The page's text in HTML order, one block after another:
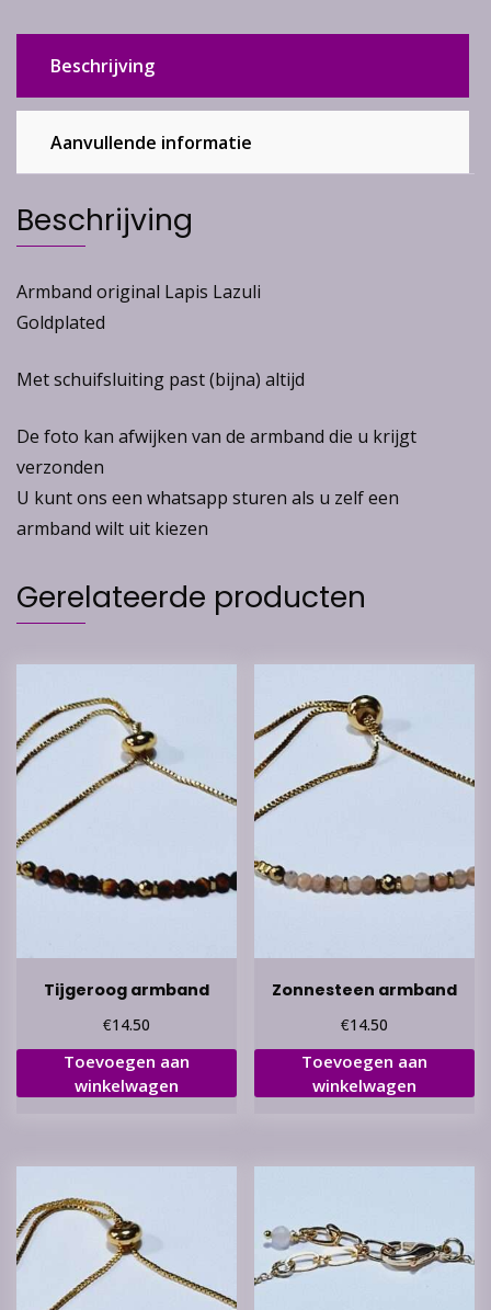
Beschrijving
Aanvullende informatie
Beschrijving
Armband original Lapis Lazuli
Goldplated
Met schuifsluiting past (bijna) altijd
De foto kan afwijken van de armband die u krijgt
verzonden
U kunt ons een whatsapp sturen als u zelf een
armband wilt uit kiezen
Gerelateerde producten
Tijgeroog armband
€14.50
Toevoegen aan
winkelwagen
Zonnesteen armband
€14.50
Toevoegen aan
winkelwagen